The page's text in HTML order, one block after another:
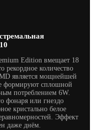
Edition вмещает 18
количество
является мощнейшей
формируют сплошной
потреблением 6W.
фонаря или гнездо
кристально белое
Эффект
даже днём.